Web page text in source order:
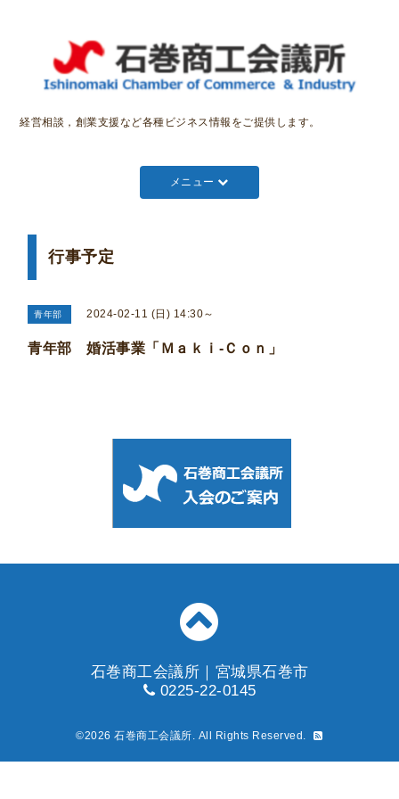
経営相談，創業支援など各種ビジネス情報をご提供します。
メニュー
行事予定
青年部 2024-02-11 (日) 14:30～
青年部 婚活事業「Ｍａｋｉ-Ｃｏｎ」
石巻商工会議所｜宮城県石巻市
0225-22-0145
©2026石巻商工会議所. All Rights Reserved.